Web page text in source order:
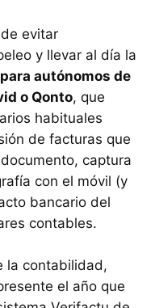
evitar
y llevar al día la
autónomos de
o Qonto, que
habituales
de facturas que
captura
con el móvil (y
bancario del
contables.
la contabilidad,
el año que